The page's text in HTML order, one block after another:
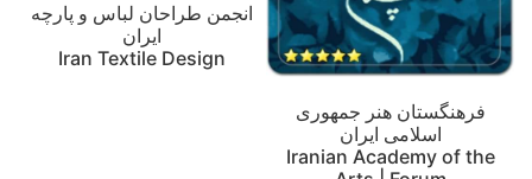
فرهنگستان هنر جمهوری
اسلامی ایران
Iranian Academy of the
انجمن طراحان لباس و پارچه
ایران
Iran Textile Design